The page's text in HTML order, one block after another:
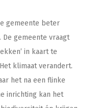
gemeente beter
gemeente vraagt
in kaart te
klimaat verandert.
het na een flinke
inrichting kan het